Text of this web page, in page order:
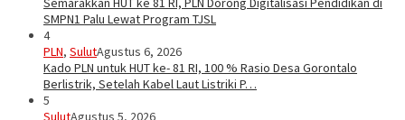
SMPN1 Palu Lewat Program TJSL
4
PLN, SulutAgustus 6, 2026
Kado PLN untuk HUT ke- 81 RI, 100 % Rasio Desa Gorontalo
Berlistrik, Setelah Kabel Laut Listriki P…
5
SulutAgustus 5, 2026